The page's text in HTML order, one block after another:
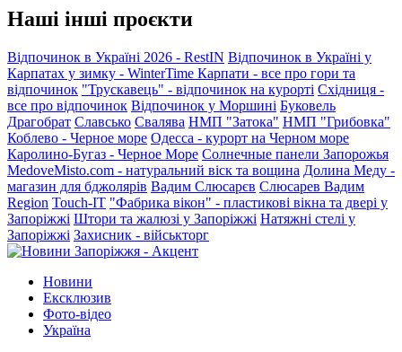
Наші інші проєкти
Відпочинок в Україні 2026 - RestIN Відпочинок в Україні у
Карпатах у зимку - WinterTime Карпати - все про гори та
відпочинок "Трускавець" - відпочинок на курорті Східниця -
все про відпочинок Відпочинок у Моршині Буковель
Драгобрат Славсько Свалява НМП "Затока" НМП "Грибовка"
Коблево - Черное море Одесса - курорт на Черном море
Каролино-Бугаз - Черное Море Солнечные панели Запорожья
MedoveMisto.com - натуральний віск та вощина Долина Меду -
магазин для бджолярів Вадим Слюсарєв Слюсарев Вадим
Region Touch-IT "Фабрика вікон" - пластикові вікна та двері у
Запоріжжі Штори та жалюзі у Запоріжжі Натяжні стелі у
Запоріжжі Захисник - військторг
Новини
Ексклюзив
Фото-відео
Україна